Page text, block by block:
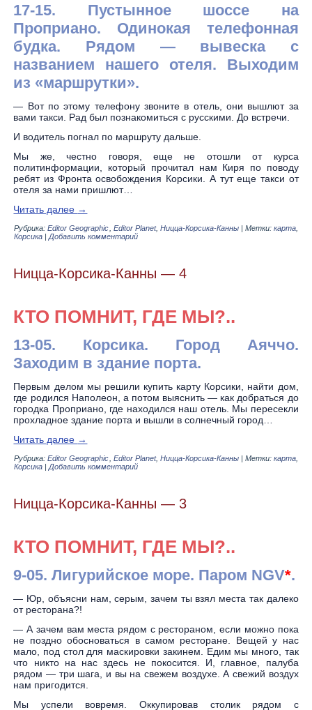
17-15. Пустынное шоссе на
Проприано. Одинокая телефонная
будка. Рядом — вывеска с
названием нашего отеля. Выходим
из «маршрутки».
— Вот по этому телефону звоните в отель, они вышлют за
вами такси. Рад был познакомиться с русскими. До встречи.
И водитель погнал по маршруту дальше.
Мы же, честно говоря, еще не отошли от курса
политинформации, который прочитал нам Киря по поводу
ребят из Фронта освобождения Корсики. А тут еще такси от
отеля за нами пришлют…
Читать далее →
Рубрика: Editor Geographic Editor Planet, Ницца-Корсика-Канны| Метки: карта,
Корсика |Добавить комментарий
Ницца-Корсика-Канны — 4
КТО ПОМНИТ, ГДЕ МЫ?..
13-05. Корсика. Город Аяччо.
Заходим в здание порта.
Первым делом мы решили купить карту Корсики, найти дом,
где родился Наполеон, а потом выяснить — как добраться до
городка Проприано, где находился наш отель. Мы пересекли
прохладное здание порта и вышли в солнечный город…
Читать далее →
Рубрика: Editor Geographic Editor Planet, Ницца-Корсика-Канны| Метки: карта,
Корсика |Добавить комментарий
Ницца-Корсика-Канны — 3
КТО ПОМНИТ, ГДЕ МЫ?..
9-05. Лигурийское море. Паром NGV*.
— Юр, объясни нам, серым, зачем ты взял места так далеко
от ресторана?!
— А зачем вам места рядом с рестораном, если можно пока
не поздно обосноваться в самом ресторане. Вещей у нас
мало, под стол для маскировки закинем. Едим мы много, так
что никто на нас здесь не покосится. И, главное, палуба
рядом — три шага, и вы на свежем воздухе. А свежий воздух
нам пригодится.
Мы успели вовремя. Оккупировав столик рядом с